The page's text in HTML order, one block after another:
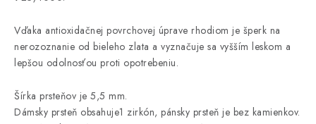
Vďaka antioxidačnej povrchovej úprave rhodiom je šperk na
nerozoznanie od bieleho zlata a vyznačuje sa vyšším leskom a
lepšou odolnosťou proti opotrebeniu.
Šírka prsteňov je 5,5 mm.
Dámsky prsteň obsahuje1 zirkón, pánsky prsteň je bez kamienkov.